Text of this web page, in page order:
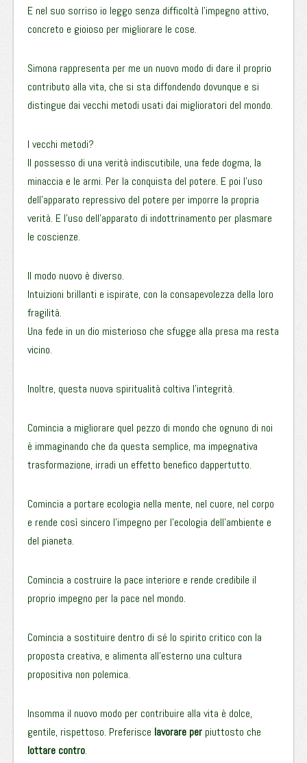
E nel suo sorriso io leggo senza difficoltà l’impegno attivo,
concreto e gioioso per migliorare le cose.
Simona rappresenta per me un nuovo modo di dare il proprio
contributo alla vita, che si sta diffondendo dovunque e si
distingue dai vecchi metodi usati dai miglioratori del mondo.
I vecchi metodi?
Il possesso di una verità indiscutibile, una fede dogma, la
minaccia e le armi. Per la conquista del potere. E poi l’uso
dell’apparato repressivo del potere per imporre la propria
verità. E l’uso dell’apparato di indottrinamento per plasmare
le coscienze.
Il modo nuovo è diverso.
Intuizioni brillanti e ispirate, con la consapevolezza della loro
fragilità.
Una fede in un dio misterioso che sfugge alla presa ma resta
vicino.
Inoltre, questa nuova spiritualità coltiva l’integrità.
Comincia a migliorare quel pezzo di mondo che ognuno di noi
è immaginando che da questa semplice, ma impegnativa
trasformazione, irradi un effetto benefico dappertutto.
Comincia a portare ecologia nella mente, nel cuore, nel corpo
e rende così sincero l’impegno per l’ecologia dell’ambiente e
del pianeta.
Comincia a costruire la pace interiore e rende credibile il
proprio impegno per la pace nel mondo.
Comincia a sostituire dentro di sé lo spirito critico con la
proposta creativa, e alimenta all’esterno una cultura
propositiva non polemica.
Insomma il nuovo modo per contribuire alla vita è dolce,
gentile, rispettoso. Preferisce lavorare per piuttosto che
lottare contro.